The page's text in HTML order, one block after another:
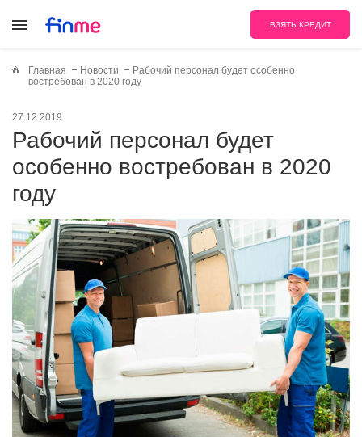
ВЗЯТЬ КРЕДИТ
Главная Новости
Рабочий персонал будет особенно
востребован в 2020 году
27.12.2019
Рабочий персонал будет
особенно востребован в 2020
году